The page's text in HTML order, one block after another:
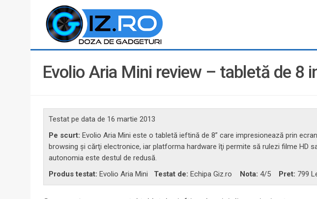
Evolio Aria Mini review – tabletă de 8
Testat pe data de 16 martie 2013
Pe scurt:Evolio Aria Mini este o tabletă ieftină de 8” care impresionează prin
browsing şi cărţi electronice, iar platforma hardware îţi permite să rulezi filme HD
autonomia este destul de redusă.
Produs testat:Evolio Aria Mini Testat de: Echipa Giz.ro Nota: 4/5 Pret: 799